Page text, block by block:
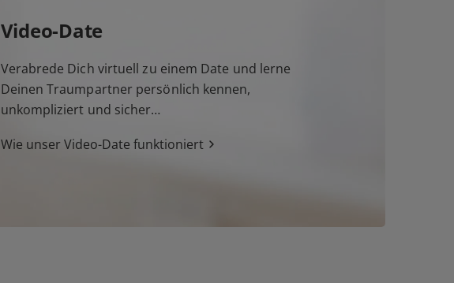
Video-Date
Verabrede Dich virtuell zu einem Date und lerne
Deinen Traumpartner persönlich kennen,
unkompliziert und sicher…
Wie unser Video-Date funktioniert